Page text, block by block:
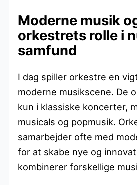
Moderne musik
orkestrets rolle i
samfund
I dag spiller orkestre en
moderne musikscene. De
kun i klassiske koncerter,
musicals og popmusik.
samarbejder ofte med
for at skabe nye og
kombinerer forskellige